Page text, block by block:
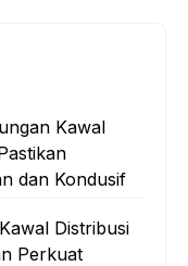
Kawal
dan Kondusif
Distribusi
Perkuat